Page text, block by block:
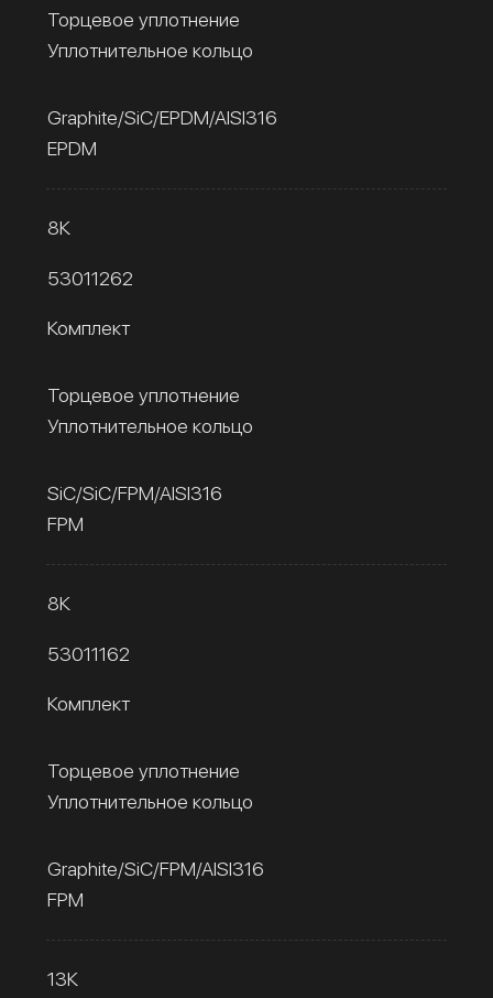
Торцевое уплотнение
Уплотнительное кольцо
Graphite/SiC/EPDM/AISI316
EPDM
8К
53011262
Комплект
Торцевое уплотнение
Уплотнительное кольцо
SiC/SiC/FPM/AISI316
FPM
8К
53011162
Комплект
Торцевое уплотнение
Уплотнительное кольцо
Graphite/SiC/FPM/AISI316
FPM
13К